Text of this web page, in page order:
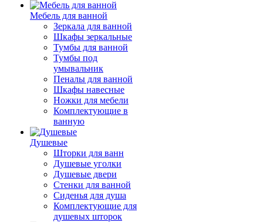
Мебель для ванной
Зеркала для ванной
Шкафы зеркальные
Тумбы для ванной
Тумбы под
умывальник
Пеналы для ванной
Шкафы навесные
Ножки для мебели
Комплектующие в
ванную
Душевые
Шторки для ванн
Душевые уголки
Душевые двери
Стенки для ванной
Сиденья для душа
Комплектующие для
душевых шторок